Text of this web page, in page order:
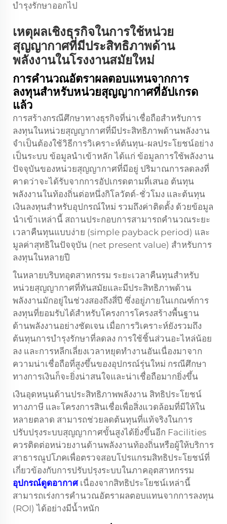
บำรุงรักษาออกไป
เหตุผลเชิงธุรกิจในการใช้หน่วย
สุญญากาศที่มีประสิทธิภาพด้าน
พลังงานในโรงงานสมัยใหม่
การคำนวณอัตราผลตอบแทนจากการ
ลงทุนสำหรับหน่วยสุญญากาศที่อัปเกรด
แล้ว
การสร้างกรณีศึกษาทางธุรกิจที่น่าเชื่อถือสำหรับการ
ลงทุนในหน่วยสุญญากาศที่มีประสิทธิภาพด้านพลังงาน
จำเป็นต้องใช้วิธีการวิเคราะห์ต้นทุน-ผลประโยชน์อย่าง
เป็นระบบ ข้อมูลนำเข้าหลัก ได้แก่ ข้อมูลการใช้พลังงาน
ปัจจุบันของหน่วยสุญญากาศที่มีอยู่ ปริมาณการลดลงที่
คาดว่าจะได้รับจากการอัปเกรดตามที่เสนอ ต้นทุน
พลังงานในท้องถิ่นต่อหนึ่งกิโลวัตต์-ชั่วโมง และต้นทุน
เงินลงทุนสำหรับอุปกรณ์ใหม่ รวมถึงค่าติดตั้ง ด้วยข้อมูล
นำเข้าเหล่านี้ สถานประกอบการสามารถคำนวณระยะ
เวลาคืนทุนแบบง่าย (simple payback period) และ
มูลค่าสุทธิในปัจจุบัน (net present value) สำหรับการ
ลงทุนในหลายปี
ในหลายบริบทอุตสาหกรรม ระยะเวลาคืนทุนสำหรับ
หน่วยสุญญากาศที่ทันสมัยและมีประสิทธิภาพด้าน
พลังงานมักอยู่ในช่วงสองถึงสี่ปี ซึ่งอยู่ภายในเกณฑ์การ
ลงทุนที่ยอมรับได้สำหรับโครงการโครงสร้างพื้นฐาน
ด้านพลังงานอย่างชัดเจน เมื่อการวิเคราะห์ยังรวมถึง
ต้นทุนการบำรุงรักษาที่ลดลง การใช้ชิ้นส่วนอะไหล่น้อย
ลง และการหลีกเลี่ยงเวลาหยุดทำงานอันเนื่องมาจาก
ความน่าเชื่อถือที่สูงขึ้นของอุปกรณ์รุ่นใหม่ กรณีศึกษา
ทางการเงินก็จะยิ่งน่าสนใจและน่าเชื่อถือมากยิ่งขึ้น
เงินอุดหนุนด้านประสิทธิภาพพลังงาน สิทธิประโยชน์
ทางภาษี และโครงการสินเชื่อเพื่อสิ่งแวดล้อมที่มีให้ใน
หลายตลาด สามารถช่วยลดต้นทุนที่แท้จริงในการ
ปรับปรุงระบบสุญญากาศขั้นสูงได้ยิ่งขึ้นอีก Facilities
ควรติดต่อหน่วยงานด้านพลังงานท้องถิ่นหรือผู้ให้บริการ
สาธารณูปโภคเพื่อตรวจสอบโปรแกรมสิทธิประโยชน์ที่
เกี่ยวข้องกับการปรับปรุงระบบในภาคอุตสาหกรรม
อุปกรณ์ดูดอากาศ เนื่องจากสิทธิประโยชน์เหล่านี้
สามารถเร่งการคำนวณอัตราผลตอบแทนจากการลงทุน
(ROI) ได้อย่างมีน้ำหนัก